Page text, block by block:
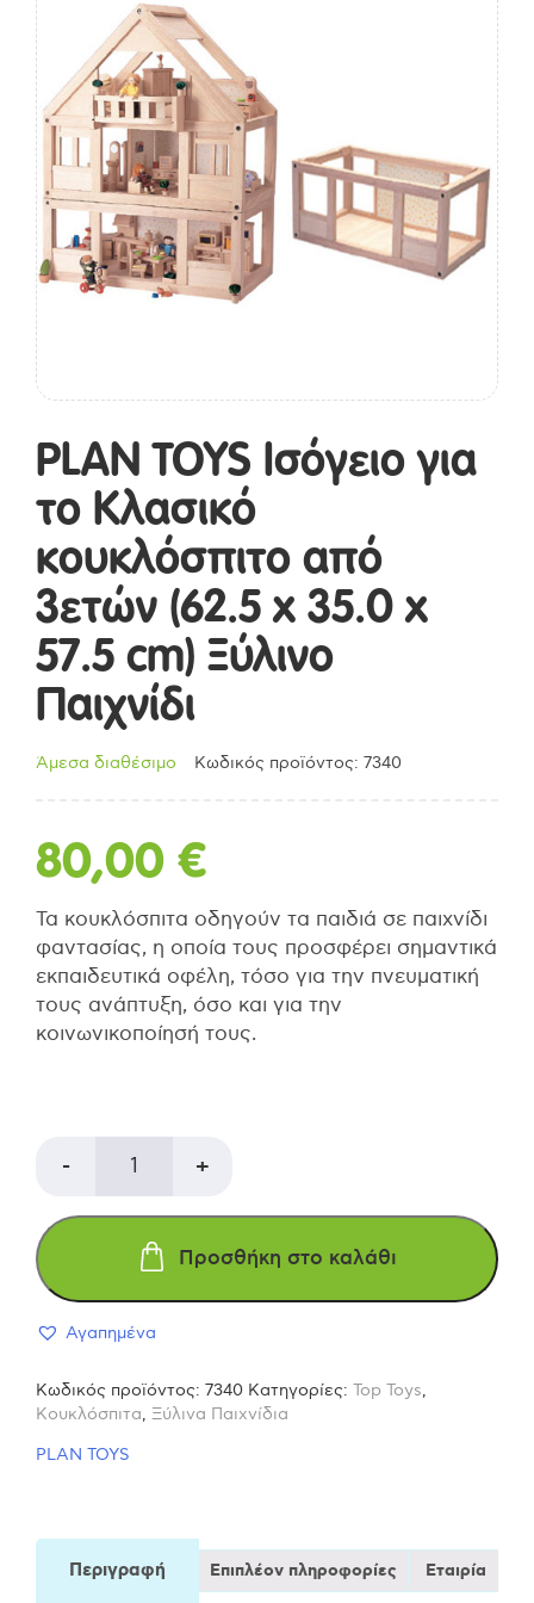
PLAN TOYS Ισόγειο για
το Κλασικό
κουκλόσπιτο από
3ετών (62.5 x 35.0 x
57.5 cm) Ξύλινο
Παιχνίδι
Άμεσα διαθέσιμο Κωδικός προϊόντος: 7340
80,00 €
Τα κουκλόσπιτα οδηγούν τα παιδιά σε παιχνίδι
φαντασίας, η οποία τους προσφέρει σημαντικά
εκπαιδευτικά οφέλη, τόσο για την πνευματική
τους ανάπτυξη, όσο και για την
κοινωνικοποίησή τους.
- PLAN
TOYS
για
το
Κλασικό
από
+
Προσθήκη στο καλάθι
Αγαπημένα
Κωδικός προϊόντος: 7340 Κατηγορίες: Top Toys,
Κουκλόσπιτα, Ξύλινα Παιχνίδια
PLAN TOYS
Περιγραφή Επιπλέον πληροφορίες Εταιρία